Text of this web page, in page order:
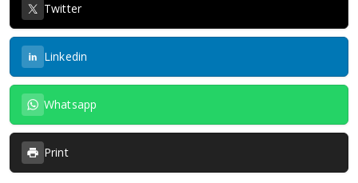
Twitter
Linkedin
Whatsapp
Print